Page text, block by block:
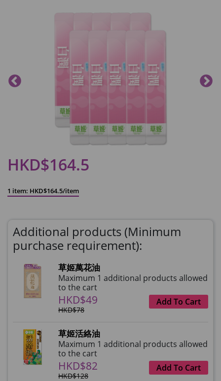
HKD$164.5
1 item: HKD$164.5/item
Additional products (Minimum
purchase requirement):
草姬萬花油
Maximum 1 additional products allowed
to the cart
HKD$49
HKD$78
Add To Cart
草姬活絡油
Maximum 1 additional products allowed
to the cart
HKD$82
HKD$128
Add To Cart